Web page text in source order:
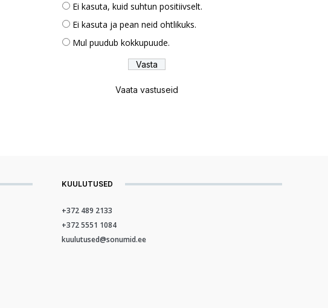
Ei kasuta, kuid suhtun positiivselt.
Ei kasuta ja pean neid ohtlikuks.
Mul puudub kokkupuude.
Vaata vastuseid
KUULUTUSED
+372 489 2133
+372 5551 1084
kuulutused@sonumid.ee